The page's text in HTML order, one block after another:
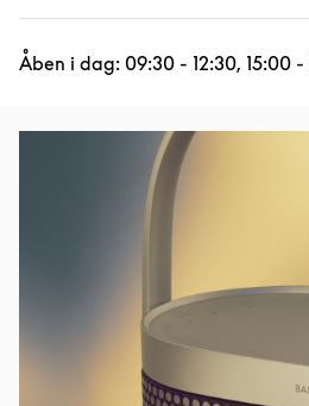
Åben i dag: 09:30 - 12:30, 15:00 -